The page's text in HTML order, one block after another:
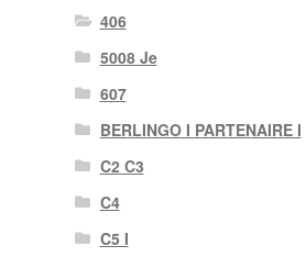
406
5008 Je
607
BERLINGO I PARTENAIRE I
C2 C3
C4
C5 I